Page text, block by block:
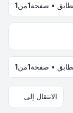
1من1
1من1
الانتقال إلى